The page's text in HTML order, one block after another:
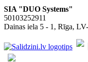
SIA "DUO Systems"
50103252911
Dainas iela 5 - 1, Rīga,